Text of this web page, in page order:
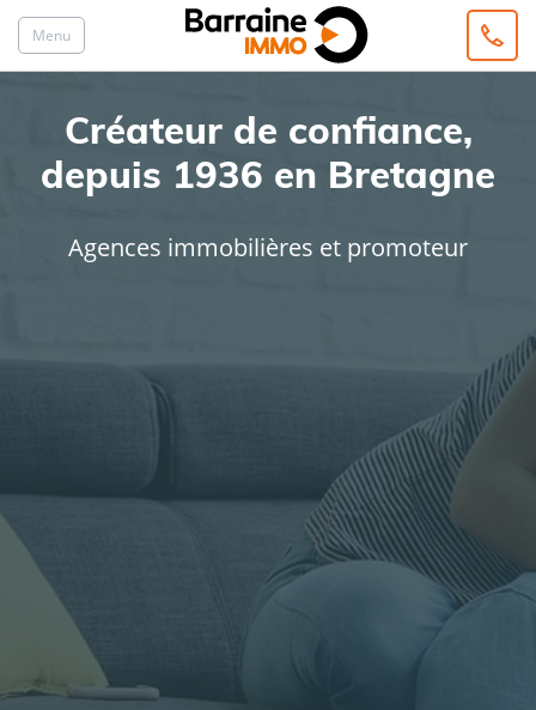
Menu
Créateur de confiance,
depuis 1936 en Bretagne
Agences immobilières et promoteur
Rayon